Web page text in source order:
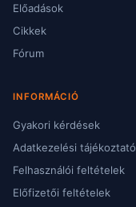
Előadások
Cikkek
Fórum
INFORMÁCIÓ
Gyakori kérdések
Adatkezelési tájékoztató
Felhasználói feltételek
Előfizetői feltételek